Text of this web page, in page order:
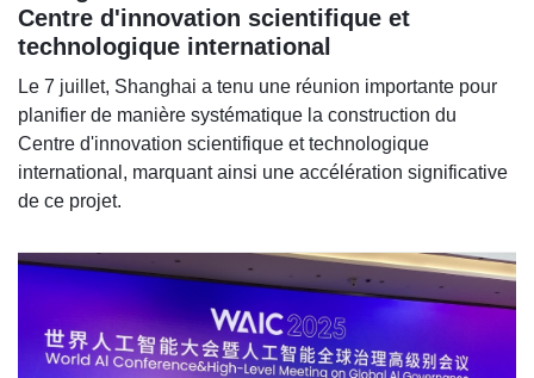
Centre d'innovation scientifique et
technologique international
Le 7 juillet, Shanghai a tenu une réunion importante pour
planifier de manière systématique la construction du
Centre d'innovation scientifique et technologique
international, marquant ainsi une accélération significative
de ce projet.